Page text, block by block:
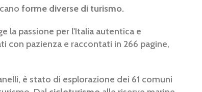
forme diverse di turismo.
la passione per l'Italia autentica e
pazienza e raccontati in 266 pagine,
è stato di esplorazione dei 61 comuni